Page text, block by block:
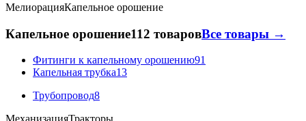
МелиорацияКапельное орошение
Капельное орошение112 товаровВсе товары →
Фитинги к капельному орошению91
Капельная трубка13
Трубопровод8